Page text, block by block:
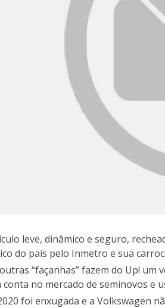
leve, dinâmico e seguro,
do país pelo Inmetro e sua
“façanhas” fazem do Up!
conta no mercado de seminovos e
foi enxugada e a Volkswagen